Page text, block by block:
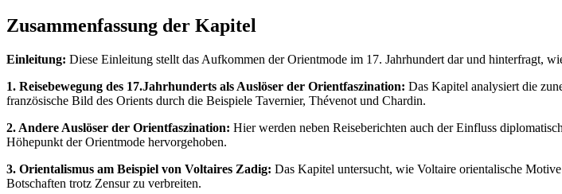
Zusammenfassung der Kapitel
Einleitung: Diese Einleitung stellt das Aufkommen der Orientmode im 17. Jahrhundert dar und hinterfragt,
1. Reisebewegung des 17.Jahrhunderts als Auslöser der Orientfaszination: Das Kapitel analysiert die
französische Bild des Orients durch die Beispiele Tavernier, Thévenot und Chardin.
2. Andere Auslöser der Orientfaszination: Hier werden neben Reiseberichten auch der Einfluss
Höhepunkt der Orientmode hervorgehoben.
3. Orientalismus am Beispiel von Voltaires Zadig: Das Kapitel untersucht, wie Voltaire orientalische
Botschaften trotz Zensur zu verbreiten.